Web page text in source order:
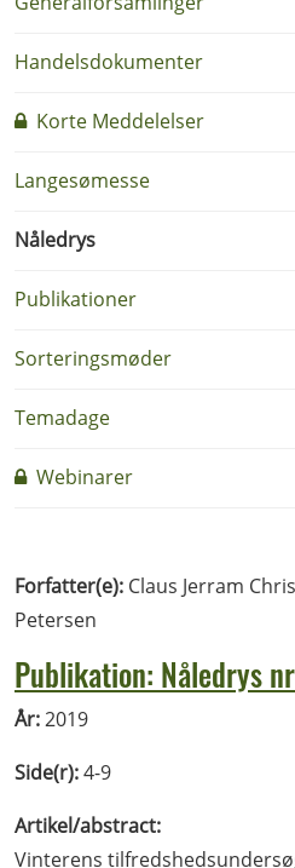
Handelsdokumenter
Korte Meddelelser
Langesømesse
Nåledrys
Publikationer
Sorteringsmøder
Temadage
Webinarer
Forfatter(e): Claus Jerram
Petersen
Publikation: Nåledrys
År:2019
Side(r):4-9
Artikel/abstract:
Vinterens